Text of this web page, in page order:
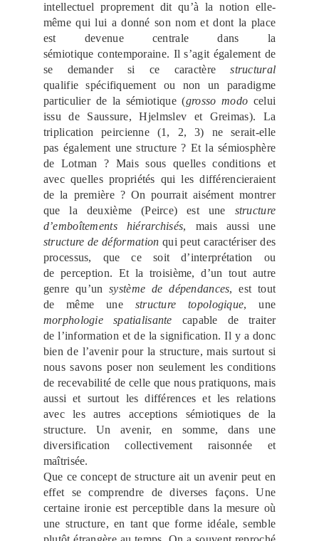
intellectuel proprement dit qu’à la notion elle-
même qui lui a donné son nom et dont la place
est devenue centrale dans la
sémiotique contemporaine. Il s’agit également de
se demander si ce caractèrestructural
qualifie spécifiquement ou non un paradigme
particulier de la sémiotique (grosso modo celui
issu de Saussure, Hjelmslev et Greimas). La
triplication peircienne (1, 2, 3) ne serait-elle
pas également une structure ? Et la sémiosphère
de Lotman ? Mais sous quelles conditions et
avec quelles propriétés qui les différencieraient
de la première ? On pourrait aisément montrer
que la deuxième (Peirce) est une structure
d’emboîtements hiérarchisés, mais aussi une
structure de déformation qui peut caractériser des
processus, que ce soit d’interprétation ou
de perception. Et la troisième, d’un tout autre
genre qu’unsystème de dépendances, est tout
de même une structure topologique, une
morphologie spatialisante capable de traiter
de l’information et de la signification. Il y a donc
bien de l’avenir pour la structure, mais surtout si
nous savons poser non seulement les conditions
de recevabilité de celle que nous pratiquons, mais
aussi et surtout les différences et les relations
avec les autres acceptions sémiotiques de la
structure. Un avenir, en somme, dans une
diversification collectivement raisonnée et
maîtrisée.
Que ce concept de structure ait un avenir peut en
effet se comprendre de diverses façons. Une
certaine ironie est perceptible dans la mesure où
une structure, en tant que forme idéale, semble